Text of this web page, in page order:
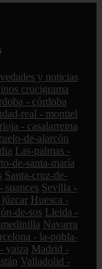
y noticias
crucigrama
- córdoba
real - montiel
- casalarreina
de-alarcón
Las-palmas -
de-santa-maría
Santa-cruz-de-
suances Sevilla -
Huesca -
de-sos Lleida -
Navarra
- la-pobla-
yaiza Madrid -
Valladolid -